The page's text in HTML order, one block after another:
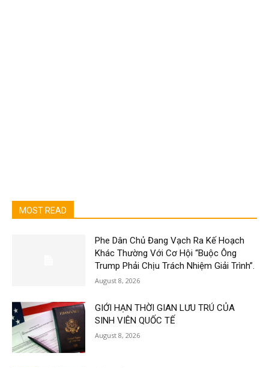
MOST READ
Phe Dân Chủ Đang Vạch Ra Kế Hoạch
Khác Thường Với Cơ Hội “Buộc Ông
Trump Phải Chịu Trách Nhiệm Giải Trình”.
August 8, 2026
GIỚI HẠN THỜI GIAN LƯU TRÚ CỦA
SINH VIÊN QUỐC TẾ
August 8, 2026